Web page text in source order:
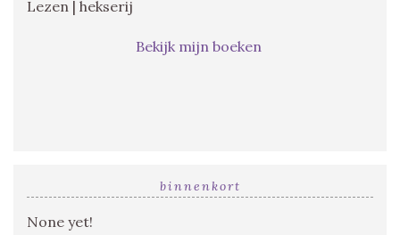
Lezen | hekserij
Bekijk mijn boeken
binnenkort
None yet!